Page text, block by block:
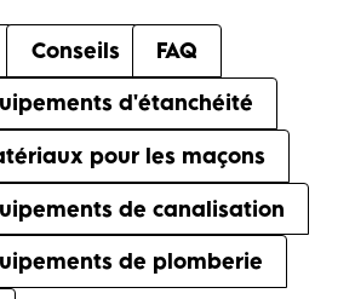
Conseils
FAQ
d'étanchéité
pour les maçons
de canalisation
de plomberie